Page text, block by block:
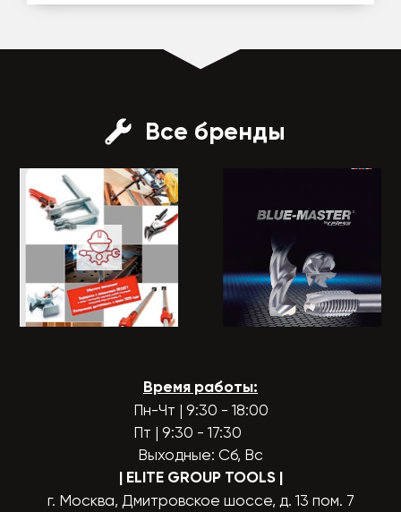
Все бренды
Время работы:
Пн-Чт | 9:30 - 18:00
Пт | 9:30 - 17:30
Выходные: Сб, Вс
| ELITE GROUP TOOLS |
г. Москва, Дмитровское шоссе, д. 13 пом. 7